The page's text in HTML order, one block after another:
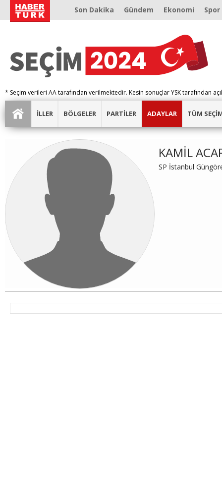
Son Dakika Gündem Ekonomi Spor
* Seçim verileri AA tarafından verilmektedir. Kesin sonuçlar YSK tarafından
İLLER BÖLGELER PARTİLER ADAYLAR TÜM
KAMİL
SP İstanbul